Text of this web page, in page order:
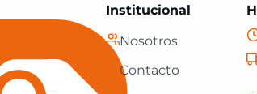
tecnología, hogar y más, con
Institucional
Nosotros
Contacto